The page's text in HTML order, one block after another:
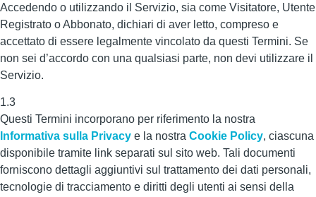
Accedendo o utilizzando il Servizio, sia come Visitatore, Utente
Registrato o Abbonato, dichiari di aver letto, compreso e
accettato di essere legalmente vincolato da questi Termini. Se
non sei d’accordo con una qualsiasi parte, non devi utilizzare il
Servizio.
1.3
Questi Termini incorporano per riferimento la nostra
Informativa sulla Privacy e la nostra Cookie Policy, ciascuna
disponibile tramite link separati sul sito web. Tali documenti
forniscono dettagli aggiuntivi sul trattamento dei dati personali,
tecnologie di tracciamento e diritti degli utenti ai sensi della